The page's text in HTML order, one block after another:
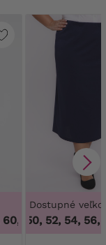
54, 56, 58, 60,
62, 64,46, 48,
Dostupné
50, 52, 54, 56,